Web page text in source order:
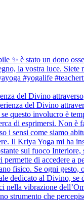
del Divino attraverso